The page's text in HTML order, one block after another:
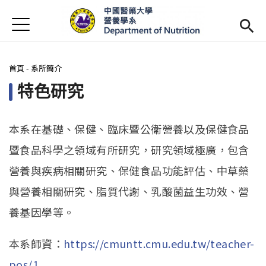
首頁
最新消息
系所簡介
師資陣容
Open
課程資訊
活動花絮
相關辦法
招生訊息(link is external)
Open
未來學生
Jump to Navigation
Jump to Main content
您在這裡
首頁 - 系所簡介
特色研究
本系在基礎、保健、臨床暨公衛營養以及保健食品
暨食品科學之領域有所研究，研究領域極廣，包含
營養與疾病相關研究、保健食品功能評估、中草藥
與營養相關研究、脂質代謝、乳酸菌益生功效、營
養基因學等。
本系師資： https://cmuntt.cmu.edu.tw/teacher-